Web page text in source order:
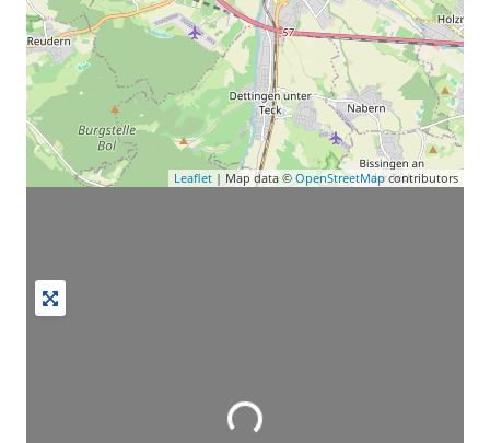
Leaflet | Map data © OpenStreetMapcontributors
Wird geladen …